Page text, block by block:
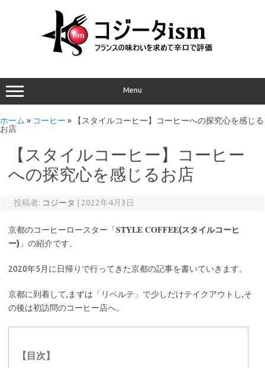
Menu
ホーム » コーヒー »
【スタイルコーヒー】コーヒーへの探究心を感じる
お店
【スタイルコーヒー】コーヒー
への探究心を感じるお店
投稿者: コジータ 2022年4月3日
京都のコーヒーロースター「STYLE COFFEE(スタイルコーヒ
ー) 」の紹介です。
2020年5月に日帰りで行ってきた京都の記事を書いていきます。
京都に到着して,まずは「リベルテ」で少しだけテイクアウトし,そ
の後は初訪問のコーヒー店へ。
【目次】